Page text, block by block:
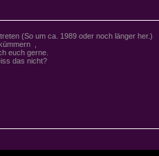
(So um ca. 1989 oder noch länger her.)
,
euch gerne.
das nicht?